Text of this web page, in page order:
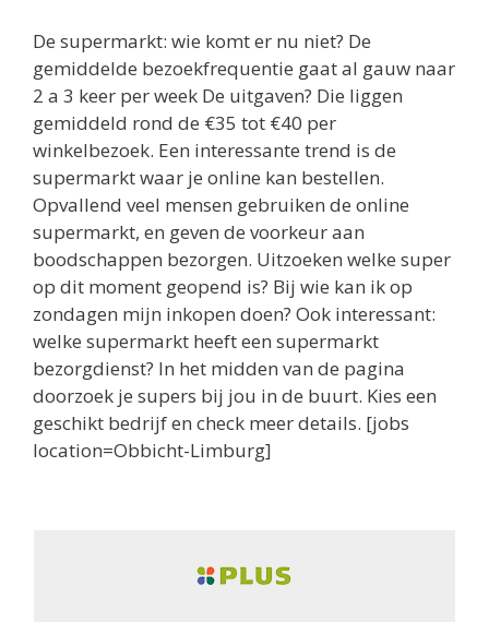
De supermarkt: wie komt er nu niet? De
gemiddelde bezoekfrequentie gaat al gauw naar
2 a 3 keer per week De uitgaven? Die liggen
gemiddeld rond de €35 tot €40 per
winkelbezoek. Een interessante trend is de
supermarkt waar je online kan bestellen.
Opvallend veel mensen gebruiken de online
supermarkt, en geven de voorkeur aan
boodschappen bezorgen. Uitzoeken welke super
op dit moment geopend is? Bij wie kan ik op
zondagen mijn inkopen doen? Ook interessant:
welke supermarkt heeft een supermarkt
bezorgdienst? In het midden van de pagina
doorzoek je supers bij jou in de buurt. Kies een
geschikt bedrijf en check meer details. [jobs
location=Obbicht-Limburg]